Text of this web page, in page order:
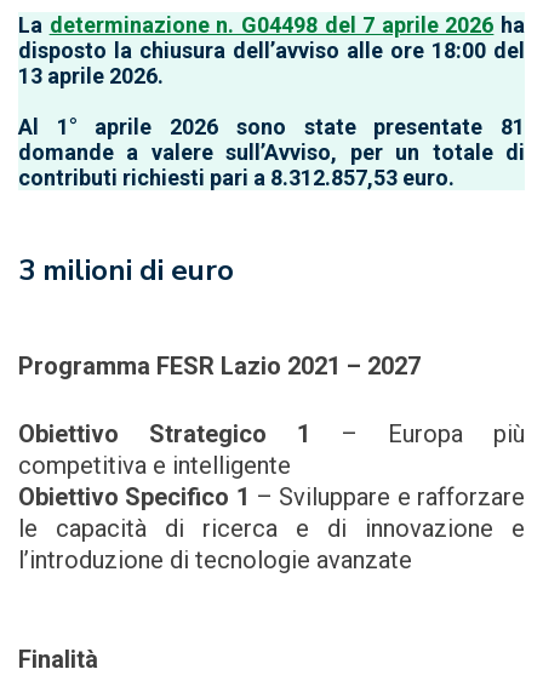
La determinazione n. G04498 del 7 aprile 2026 ha
disposto la chiusura dell’avviso alle ore 18:00 del
13 aprile 2026.
Al 1° aprile 2026 sono state presentate 81
domande a valere sull’Avviso, per un totale di
contributi richiesti pari a 8.312.857,53 euro.
3 milioni di euro
Programma FESR Lazio 2021 – 2027
Obiettivo Strategico 1
– Europa più
competitiva e intelligente
Obiettivo Specifico 1 – Sviluppare e rafforzare
le capacità di ricerca e di innovazione e
l’introduzione di tecnologie avanzate
Finalità